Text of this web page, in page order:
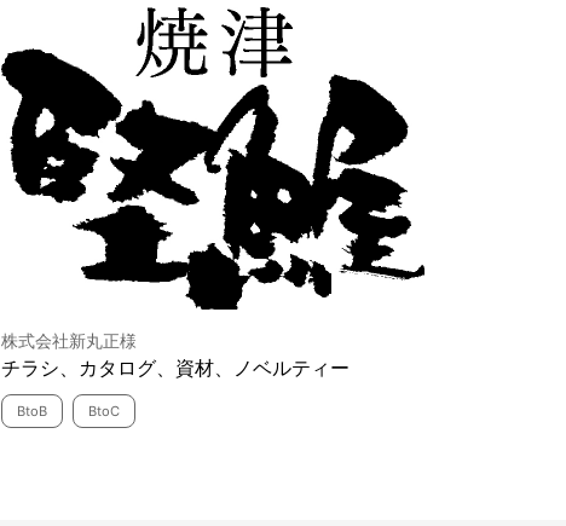
株式会社新丸正様
チラシ、カタログ、資材、ノベルティー
BtoB BtoC